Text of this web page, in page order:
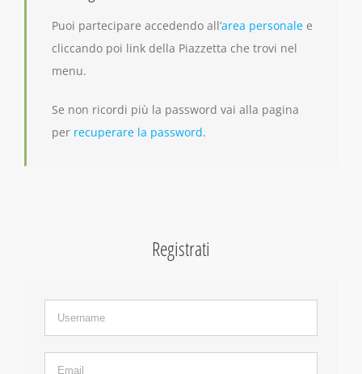
Puoi partecipare accedendo all’area personale e
cliccando poi link della Piazzetta che trovi nel
menu.
Se non ricordi più la password vai alla pagina
per recuperare la password.
Registrati